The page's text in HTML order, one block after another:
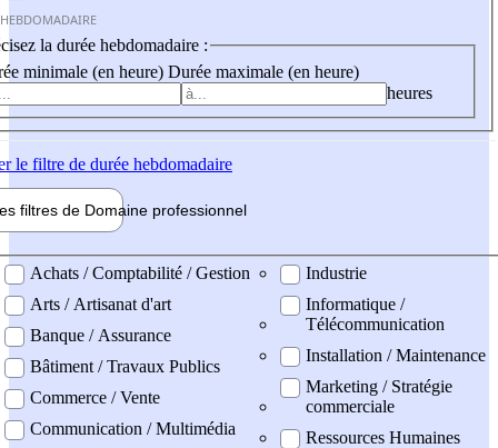
la durée hebdomadaire :
minimale (en heure) Durée maximale (en heure)
heures
le filtre de durée hebdomadaire
filtres de Domaine professionnel
professionel
Achats / Comptabilité / Gestion
Arts / Artisanat d'art
Banque / Assurance
Bâtiment / Travaux Publics
Commerce / Vente
Communication / Multimédia
Industrie
Informatique /
Télécommunication
Installation / Maintenance
Marketing / Stratégie
commerciale
Ressources Humaines